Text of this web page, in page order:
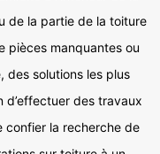
de la partie de la toiture
pièces manquantes ou
des solutions les plus
des travaux
confier la recherche de